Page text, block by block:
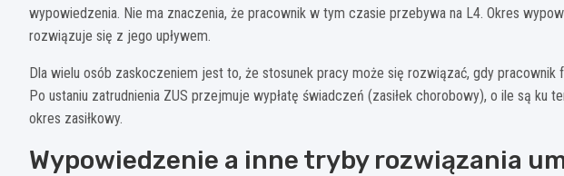
wypowiedzenia. Nie ma znaczenia, że pracownik w tym czasie przebywa na L4. Okres
rozwiązuje się z jego upływem.
Dla wielu osób zaskoczeniem jest to, że stosunek pracy może się rozwiązać, gdy pracownik
Po ustaniu zatrudnienia ZUS przejmuje wypłatę świadczeń (zasiłek chorobowy), o ile są ku
okres zasiłkowy.
Wypowiedzenie a inne tryby rozwiązania